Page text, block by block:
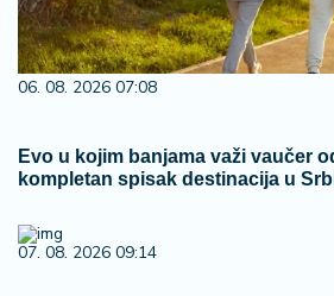
06. 08. 2026 07:08
Evo u kojim banjama važi vaučer
kompletan spisak destinacija u
07. 08. 2026 09:14